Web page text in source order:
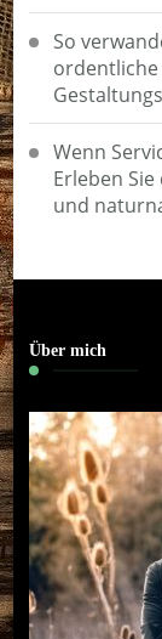
So
ordentliche
Wenn
Erleben
und
Über mich